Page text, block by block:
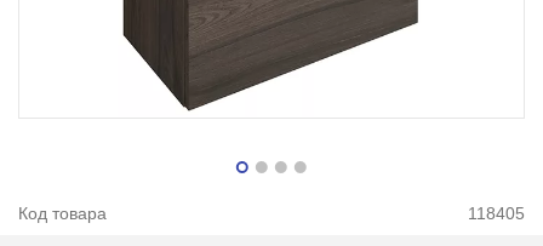
Код товара 118405